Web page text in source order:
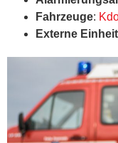
Fahrzeuge:
Externe